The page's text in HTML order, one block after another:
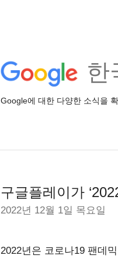
한
Google에 대한 다양한 소식을
구글플레이가
2022년 12월 1일 목요일
2022년은 코로나19 팬데